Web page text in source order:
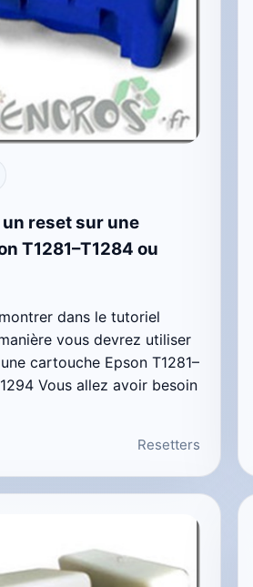
reset sur une
T1281–T1284 ou
dans le tutoriel
vous devrez utiliser
cartouche Epson T1281–
Vous allez avoir besoin
Resetters